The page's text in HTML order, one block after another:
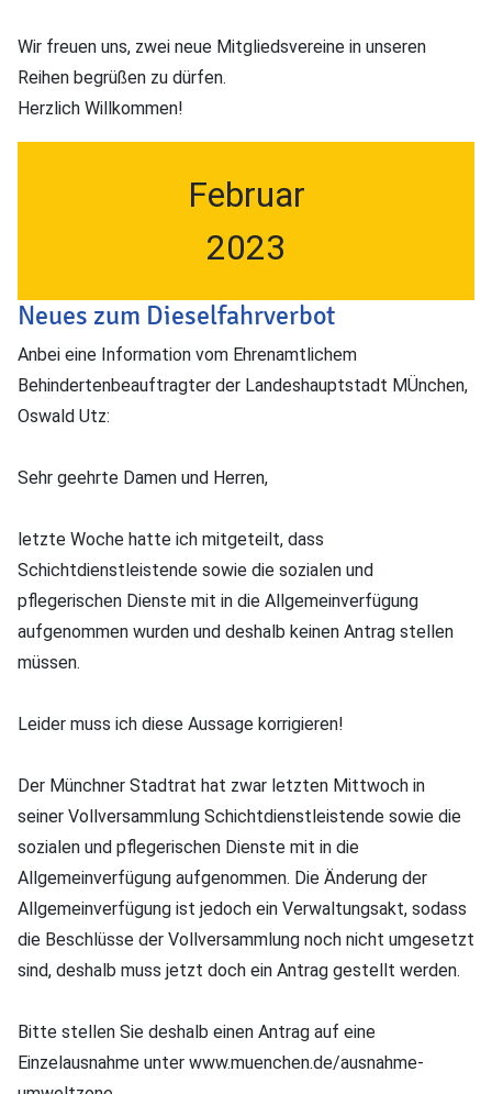
Wir freuen uns, zwei neue Mitgliedsvereine in unseren
Reihen begrüßen zu dürfen.
Herzlich Willkommen!
Februar
2023
Neues zum Dieselfahrverbot
Anbei eine Information vom Ehrenamtlichem
Behindertenbeauftragter der Landeshauptstadt MÜnchen,
Oswald Utz:
Sehr geehrte Damen und Herren,
letzte Woche hatte ich mitgeteilt, dass
Schichtdienstleistende sowie die sozialen und
pflegerischen Dienste mit in die Allgemeinverfügung
aufgenommen wurden und deshalb keinen Antrag stellen
müssen.
Leider muss ich diese Aussage korrigieren!
Der Münchner Stadtrat hat zwar letzten Mittwoch in
seiner Vollversammlung Schichtdienstleistende sowie die
sozialen und pflegerischen Dienste mit in die
Allgemeinverfügung aufgenommen. Die Änderung der
Allgemeinverfügung ist jedoch ein Verwaltungsakt, sodass
die Beschlüsse der Vollversammlung noch nicht umgesetzt
sind, deshalb muss jetzt doch ein Antrag gestellt werden.
Bitte stellen Sie deshalb einen Antrag auf eine
Einzelausnahme unter www.muenchen.de/ausnahme-